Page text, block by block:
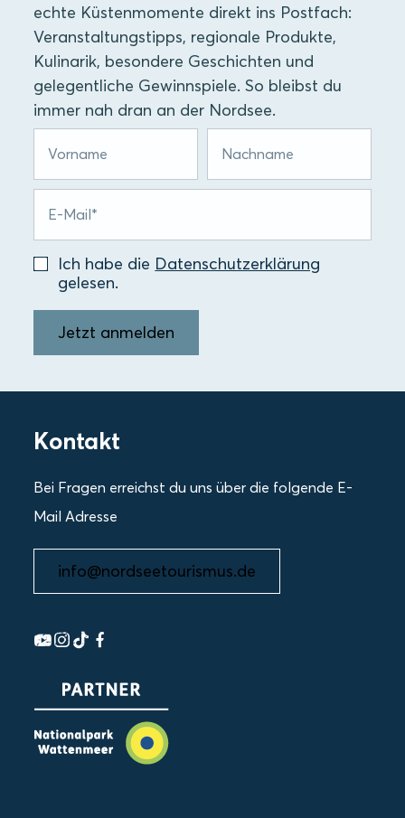
echte Küstenmomente direkt ins Postfach:
Veranstaltungstipps, regionale Produkte,
Kulinarik, besondere Geschichten und
gelegentliche Gewinnspiele. So bleibst du
immer nah dran an der Nordsee.
Ich habe die Datenschutzerklärung
gelesen.
Jetzt anmelden
Kontakt
Bei Fragen erreichst du uns über die folgende E-
Mail Adresse
info@nordseetourismus.de